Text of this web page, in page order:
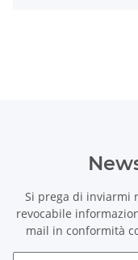
Si prega di inviarmi
revocabile
mail in conformità